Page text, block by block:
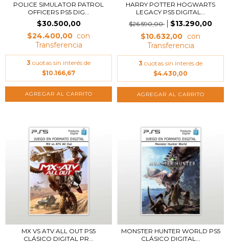
POLICE SIMULATOR PATROL
OFFICERS PS5 DIG...
$30.500,00
$24.400,00
3 cuotas sin interés de
$10.166,67
HARRY POTTER HOGWARTS
LEGACY PS5 DIGITAL...
$26.590,00
$13.290,00
$10.632,00
3 cuotas sin interés de
$4.430,00
MX VS ATV ALL OUT PS5
CLÁSICO DIGITAL PR...
MONSTER HUNTER WORLD PS5
CLÁSICO DIGITAL...